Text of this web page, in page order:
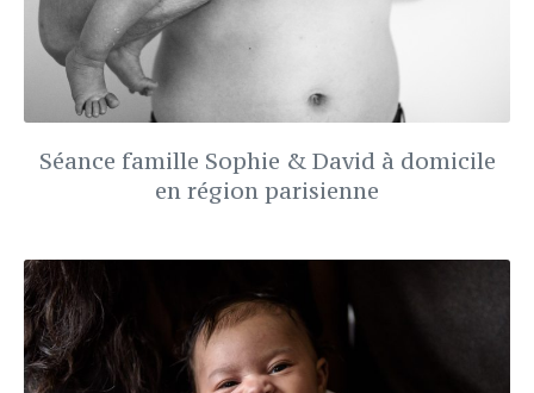
Séance famille Sophie & David à domicile
en région parisienne